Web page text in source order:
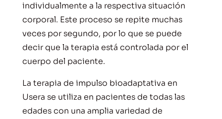
individualmente a la respectiva situación
corporal. Este proceso se repite muchas
veces por segundo, por lo que se puede
decir que la terapia está controlada por el
cuerpo del paciente.
La terapia de impulso bioadaptativa en
Usera se utiliza en pacientes de todas las
edades con una amplia variedad de